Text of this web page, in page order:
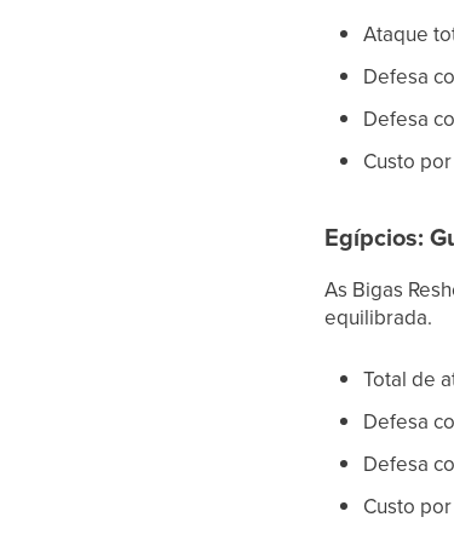
Ataque
Defesa
Defesa
Custo
Egípcios:
As Bigas
equilibrada.
Total de
Defesa
Defesa
Custo